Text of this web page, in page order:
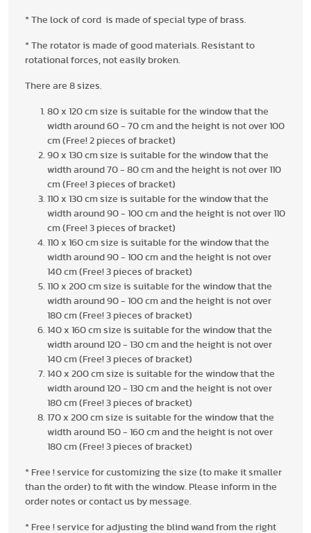
* The lock of cord is made of special type of brass.
* The rotator is made of good materials. Resistant to
rotational forces, not easily broken.
There are 8 sizes.
80 x 120 cm size is suitable for the window that the
width around 60 - 70 cm and the height is not over 100
cm (Free! 2 pieces of bracket)
90 x 130 cm size is suitable for the window that the
width around 70 - 80 cm and the height is not over 110
cm (Free! 3 pieces of bracket)
110 x 130 cm size is suitable for the window that the
width around 90 - 100 cm and the height is not over 110
cm (Free! 3 pieces of bracket)
110 x 160 cm size is suitable for the window that the
width around 90 - 100 cm and the height is not over
140 cm (Free! 3 pieces of bracket)
110 x 200 cm size is suitable for the window that the
width around 90 - 100 cm and the height is not over
180 cm (Free! 3 pieces of bracket)
140 x 160 cm size is suitable for the window that the
width around 120 - 130 cm and the height is not over
140 cm (Free! 3 pieces of bracket)
140 x 200 cm size is suitable for the window that the
width around 120 - 130 cm and the height is not over
180 cm (Free! 3 pieces of bracket)
170 x 200 cm size is suitable for the window that the
width around 150 - 160 cm and the height is not over
180 cm (Free! 3 pieces of bracket)
* Free ! service for customizing the size (to make it smaller
than the order) to fit with the window. Please inform in the
order notes or contact us by message.
* Free ! service for adjusting the blind wand from the right